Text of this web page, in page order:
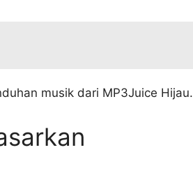
musik dari MP3Juice Hijau.